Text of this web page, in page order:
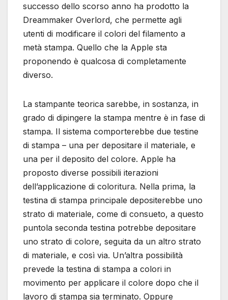
successo dello scorso anno ha prodotto la
Dreammaker Overlord, che permette agli
utenti di modificare il colori del filamento a
metà stampa. Quello che la Apple sta
proponendo è qualcosa di completamente
diverso.
La stampante teorica sarebbe, in sostanza, in
grado di dipingere la stampa mentre è in fase di
stampa. Il sistema comporterebbe due testine
di stampa – una per depositare il materiale, e
una per il deposito del colore. Apple ha
proposto diverse possibili iterazioni
dell’applicazione di coloritura. Nella prima, la
testina di stampa principale depositerebbe uno
strato di materiale, come di consueto, a questo
puntola seconda testina potrebbe depositare
uno strato di colore, seguita da un altro strato
di materiale, e così via. Un’altra possibilità
prevede la testina di stampa a colori in
movimento per applicare il colore dopo che il
lavoro di stampa sia terminato. Oppure